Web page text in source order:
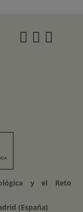
y el Reto
(España)